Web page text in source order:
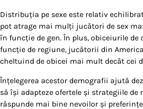
Distribuția pe sexe este relativ
pot atrage mai mulți jucători de sex
în funcție de gen. În plus, obiceiurile
funcție de regiune, jucătorii din
cheltuind de obicei mai mult decât cei
Înțelegerea acestor demografii ajută
să își adapteze ofertele și strategiile de
răspunde mai bine nevoilor și